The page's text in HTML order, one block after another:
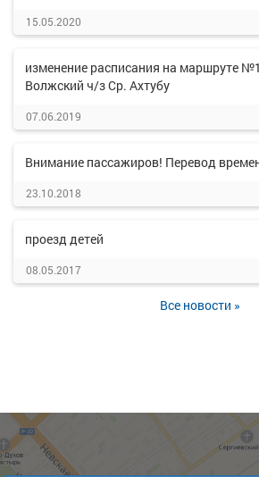
15.05.2020
изменение расписания на маршруте
Волжский ч/з Ср. Ахтубу
07.06.2019
Внимание пассажиров! Перевод
23.10.2018
проезд детей
08.05.2017
Все новости »